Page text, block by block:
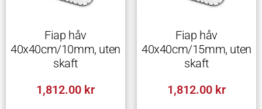
Fiap håv
40x40cm/10mm, uten
skaft
1,812.00 kr
Fiap håv
40x40cm/15mm, uten
skaft
1,812.00 kr